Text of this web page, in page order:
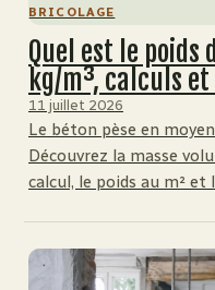
BRICOLAGE
Quel est le poids
kg/m³, calculs
11 juillet 2026
Le béton pèse en
Découvrez la masse
calcul, le poids au m² et